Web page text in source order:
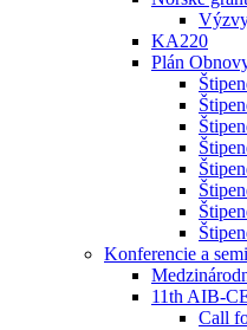
KA220
Plán
Konferencie a
11th AIB-
Call